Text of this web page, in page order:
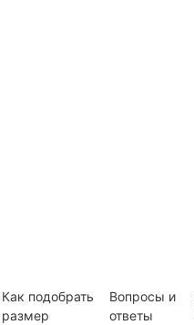
Как подобрать
размер
Вопросы и
ответы